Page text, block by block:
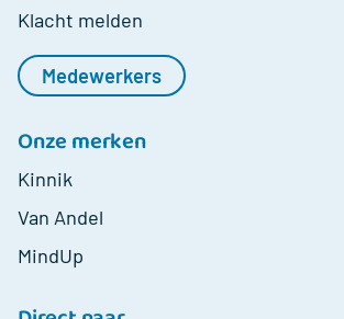
Klacht melden
Medewerkers
Onze merken
Kinnik
Van Andel
MindUp